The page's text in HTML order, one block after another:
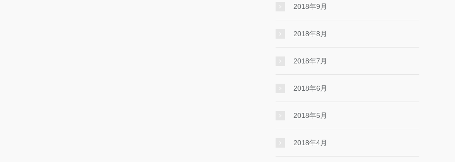
2018年9月
2018年8月
2018年7月
2018年6月
2018年5月
2018年4月